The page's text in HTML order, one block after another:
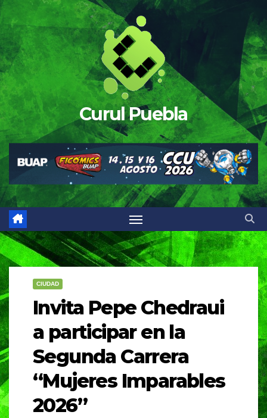
Saltar
al
contenido
Curul Puebla
CIUDAD
Invita Pepe Chedraui
a participar en la
Segunda Carrera
“Mujeres Imparables
2026”